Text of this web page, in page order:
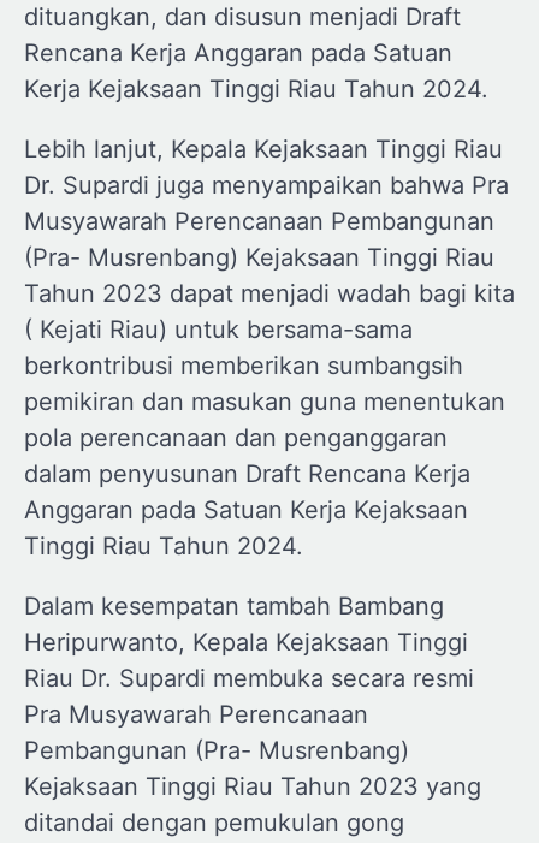
dituangkan, dan disusun menjadi Draft
Rencana Kerja Anggaran pada Satuan
Kerja Kejaksaan Tinggi Riau Tahun 2024.
Lebih lanjut, Kepala Kejaksaan Tinggi Riau
Dr. Supardi juga menyampaikan bahwa Pra
Musyawarah Perencanaan Pembangunan
(Pra- Musrenbang) Kejaksaan Tinggi Riau
Tahun 2023 dapat menjadi wadah bagi kita
( Kejati Riau) untuk bersama-sama
berkontribusi memberikan sumbangsih
pemikiran dan masukan guna menentukan
pola perencanaan dan penganggaran
dalam penyusunan Draft Rencana Kerja
Anggaran pada Satuan Kerja Kejaksaan
Tinggi Riau Tahun 2024.
Dalam kesempatan tambah Bambang
Heripurwanto, Kepala Kejaksaan Tinggi
Riau Dr. Supardi membuka secara resmi
Pra Musyawarah Perencanaan
Pembangunan (Pra- Musrenbang)
Kejaksaan Tinggi Riau Tahun 2023 yang
ditandai dengan pemukulan gong